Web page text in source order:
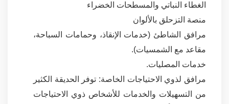
الغطاء النباتي والمسطحات الخضراء
منصة التزحلق بالألوان
مرافق الشاطئ (خدمات الإنقاذ، وحمامات السباحة،
مقاعد مع الشمسيات).
خدمات المصليات.
مرافق لذوي الاحتياجات الخاصة: توفر الحديقة الكثير
من التسهيلات والخدمات للأشخاص ذوي الاحتياجات